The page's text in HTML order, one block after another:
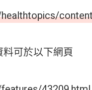
可於以下網頁